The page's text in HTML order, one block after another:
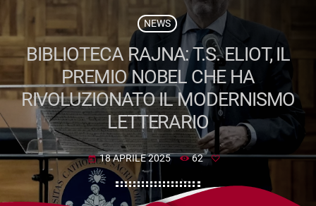
NEWS
BIBLIOTECA RAJNA: T.S. ELIOT, IL
PREMIO NOBEL CHE HA
RIVOLUZIONATO IL MODERNISMO
LETTERARIO
today 18 APRILE 2025 62